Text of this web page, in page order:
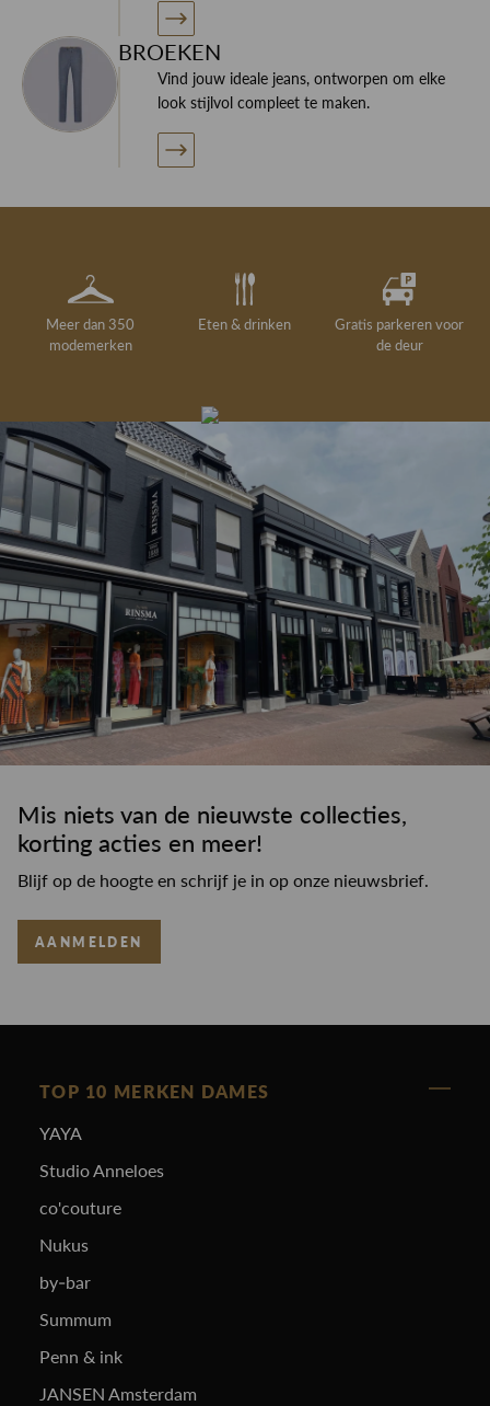
BROEKEN
Vind jouw ideale jeans, ontworpen om elke
look stijlvol compleet te maken.
Meer dan 350
modemerken
Eten & drinken
Gratis parkeren voor
de deur
drankje
Gratis retourneren in
de winkel
Deskundig
kledingadvies
winkeloppervlak
Mis niets van de nieuwste collecties,
korting acties en meer!
Blijf op de hoogte en schrijf je in op onze nieuwsbrief.
AANMELDEN
TOP 10 MERKEN DAMES
YAYA
Studio Anneloes
co'couture
Nukus
by-bar
Summum
Penn & ink
JANSEN Amsterdam